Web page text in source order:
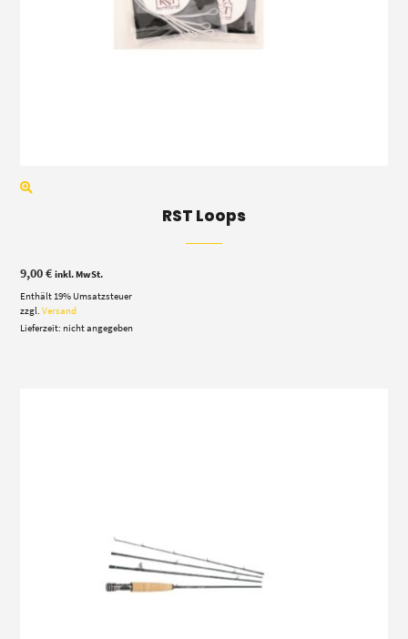
RST Loops
9,00€ inkl. MwSt.
Enthält 19% Umsatzsteuer
zzgl.Versand
Lieferzeit: nicht angegeben